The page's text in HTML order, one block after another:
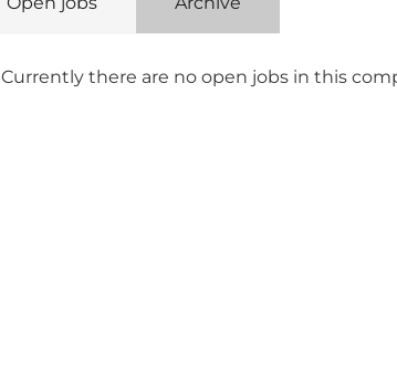
Currently there are no open jobs in this